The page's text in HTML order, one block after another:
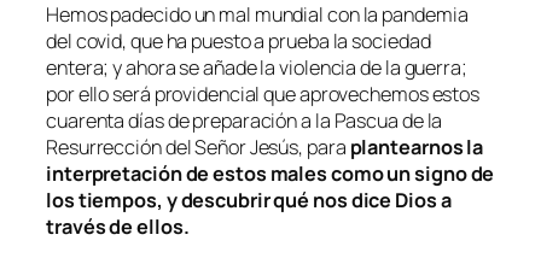
Hemos padecido un mal mundial con la pandemia
del covid, que ha puesto a prueba la sociedad
entera; y ahora se añade la violencia de la guerra;
por ello será providencial que aprovechemos estos
cuarenta días de preparación a la Pascua de la
Resurrección del Señor Jesús, para plantearnos la
interpretación de estos males como un signo de
los tiempos, y descubrir qué nos dice Dios a
través de ellos.